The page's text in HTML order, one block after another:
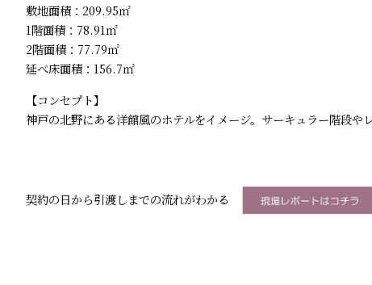
敷地面積：209.95㎡
1階面積：78.91㎡
2階面積：77.79㎡
延べ床面積：156.7㎡
【コンセプト】
神戸の北野にある洋館風のホテルをイメージ。サーキュラー階段や
契約の日から引渡しまでの流れがわかる